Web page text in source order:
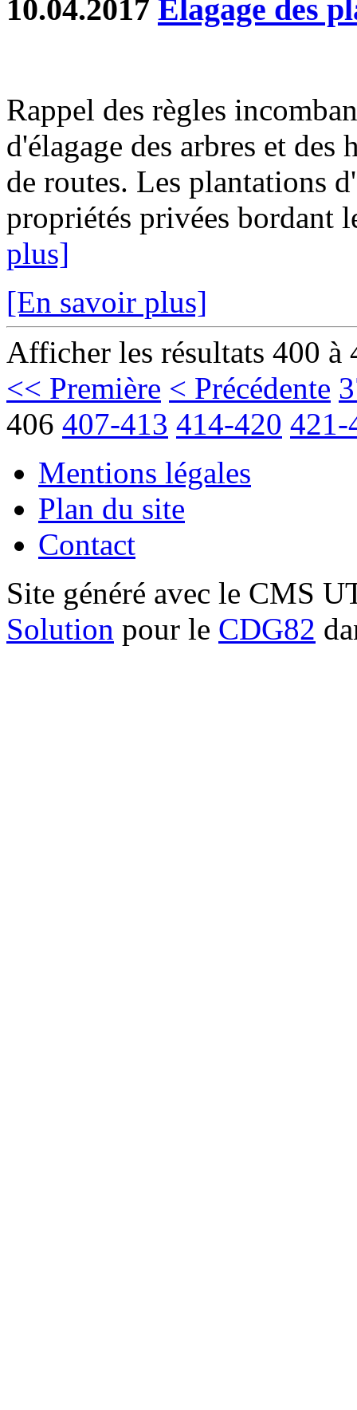
10.04.2017 Elagage des
Rappel des règles
d'élagage des arbres et des
de routes. Les plantations
propriétés privées bordant
plus]
[En savoir plus]
Afficher les résultats 400 à
<< Première < Précédente
406 407-413 414-420 421-
Mentions légales
Plan du site
Contact
Site généré avec le CMS
Solution pour le CDG82